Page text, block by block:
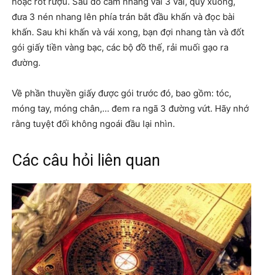
đưa 3 nén nhang lên phía trán bắt đầu khấn và đọc bài
khấn. Sau khi khấn và vái xong, bạn đợi nhang tàn và đốt
gói giấy tiền vàng bạc, các bộ đồ thế, rải muối gạo ra
đường.
Về phần thuyền giấy được gói trước đó, bao gồm: tóc,
móng tay, móng chân,… đem ra ngã 3 đường vứt. Hãy nhớ
rằng tuyệt đối không ngoái đầu lại nhìn.
Các câu hỏi liên quan